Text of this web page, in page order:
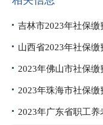
吉林市2023年社保
山西省2023年社保
2023年佛山市社保
2023年珠海市社保
2023年广东省职工